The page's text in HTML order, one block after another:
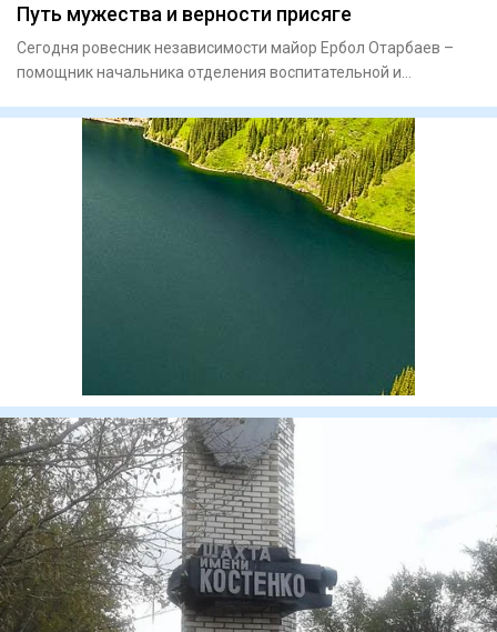
Путь мужества и верности присяге
Сегодня ровесник независимости майор Ербол Отарбаев –
помощник начальника отделения воспитательной и